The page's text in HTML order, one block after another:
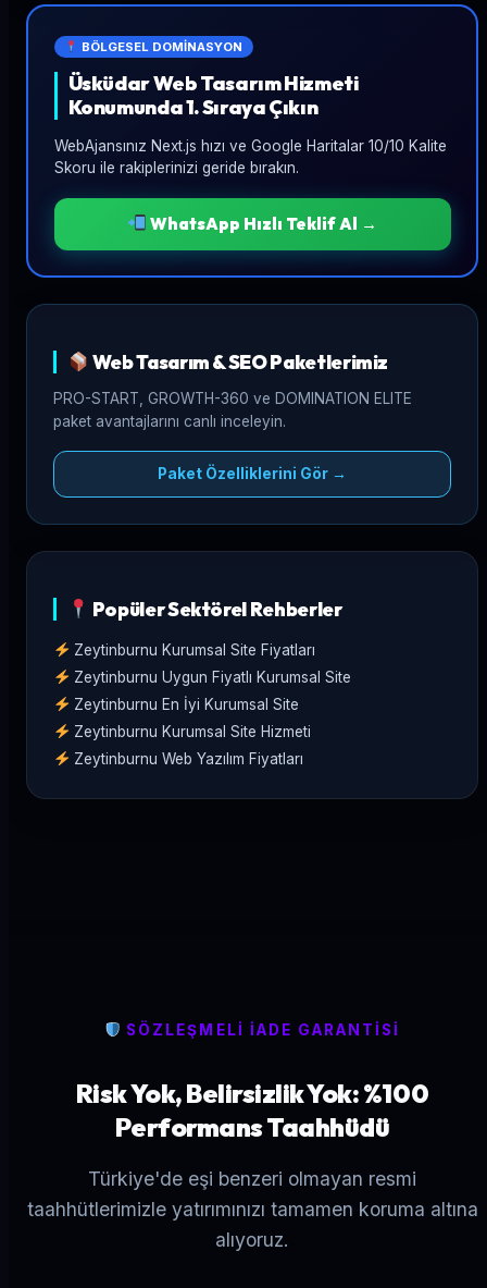
BÖLGESEL DOMİNASYON
Üsküdar Web Tasarım Hizmeti
Konumunda 1. Sıraya Çıkın
WebAjansınız Next.js hızı ve Google Haritalar 10/10 Kalite
Skoru ile rakiplerinizi geride bırakın.
WhatsApp Hızlı Teklif Al →
Web Tasarım & SEO Paketlerimiz
PRO-START, GROWTH-360 ve DOMINATION ELITE
paket avantajlarını canlı inceleyin.
Paket Özelliklerini Gör →
Popüler Sektörel Rehberler
Zeytinburnu Kurumsal Site Fiyatları
Zeytinburnu Uygun Fiyatlı Kurumsal Site
Zeytinburnu En İyi Kurumsal Site
Zeytinburnu Kurumsal Site Hizmeti
Zeytinburnu Web Yazılım Fiyatları
SÖZLEŞMELİ İADE GARANTİSİ
Risk Yok, Belirsizlik Yok: %100
Performans Taahhüdü
Türkiye'de eşi benzeri olmayan resmi
taahhütlerimizle yatırımınızı tamamen koruma altına
alıyoruz.